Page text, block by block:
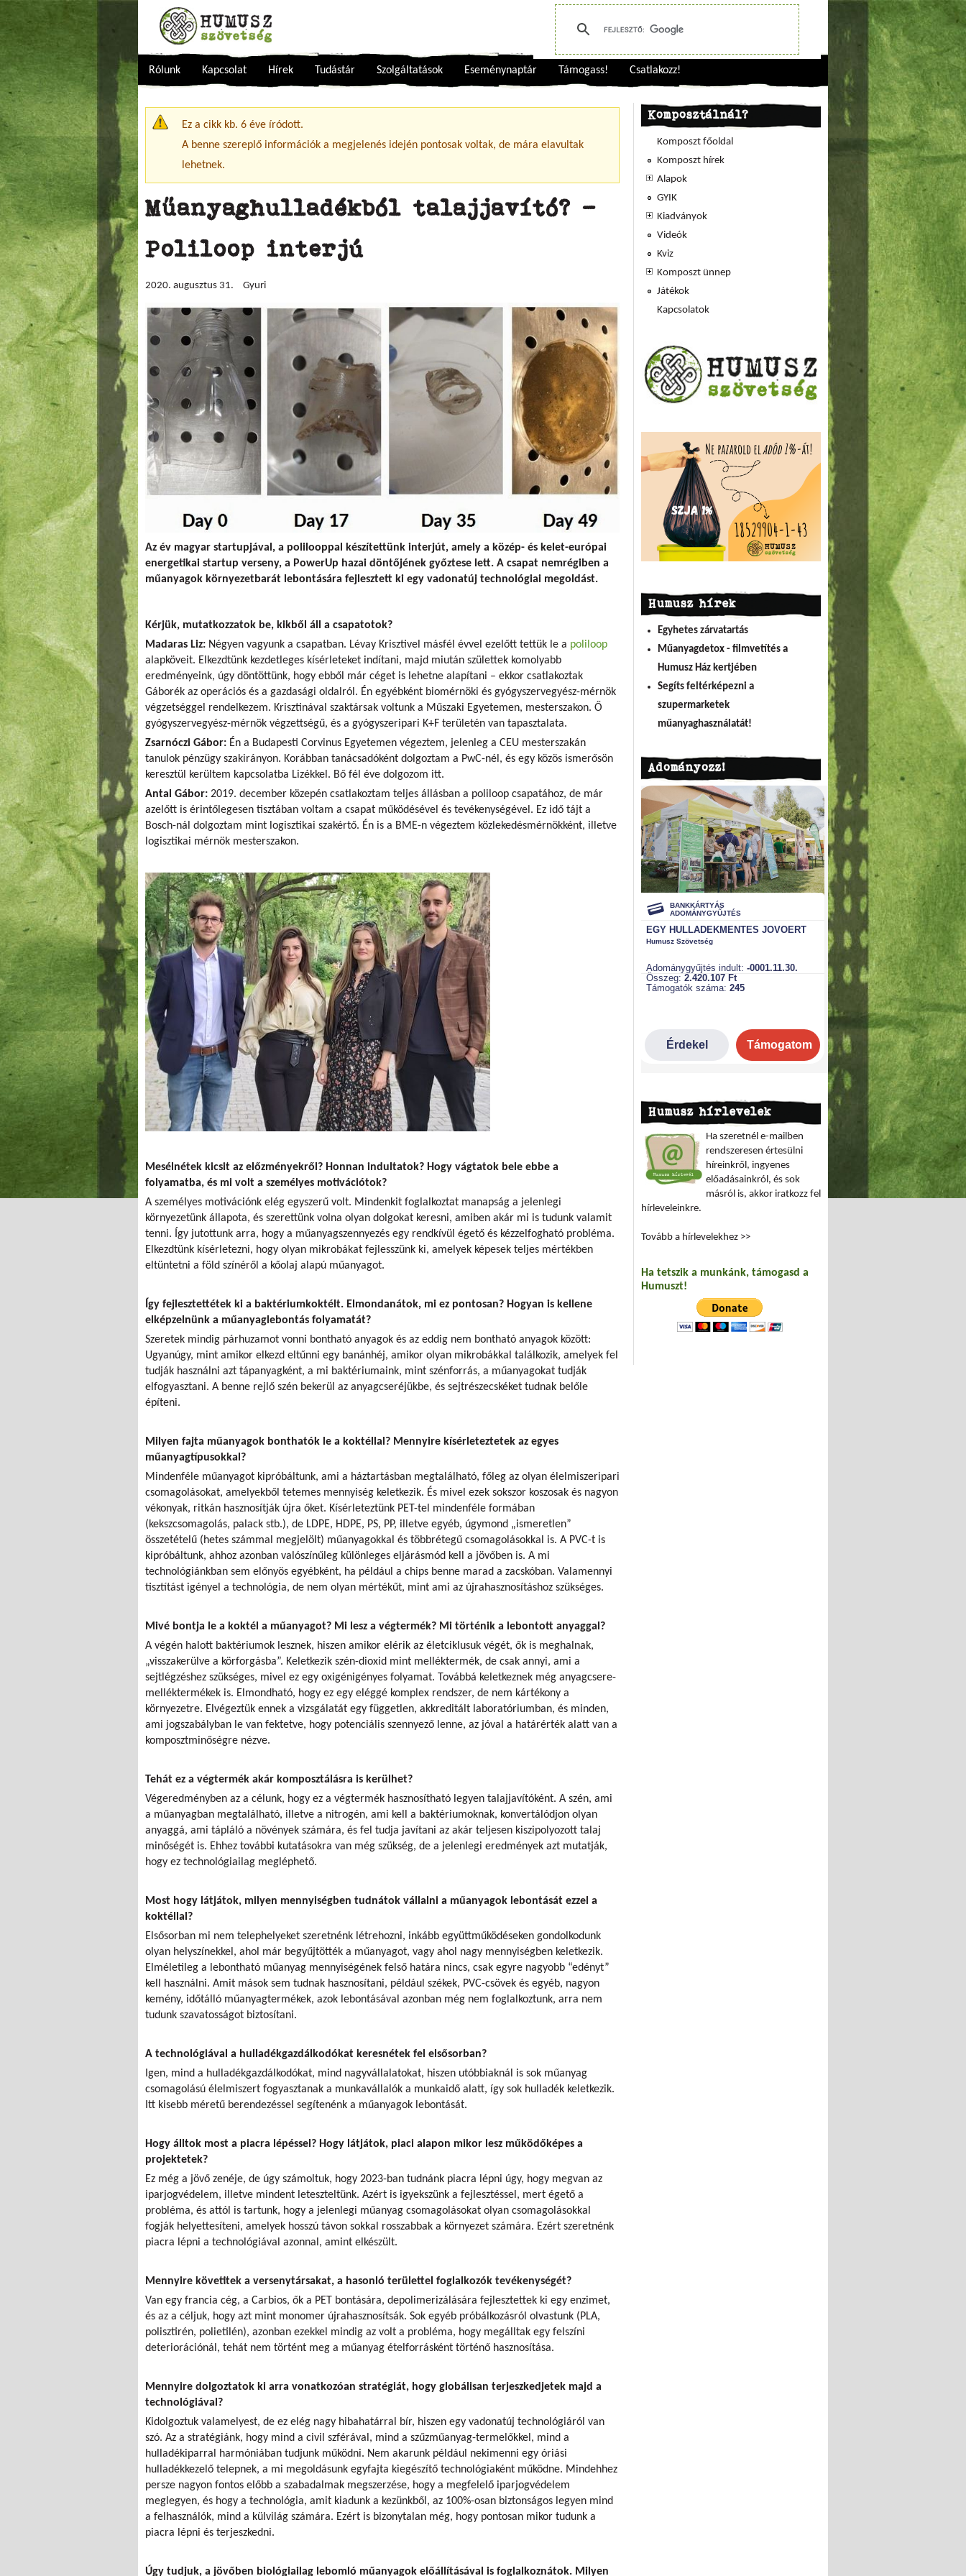
Rólunk Kapcsolat Hírek Tudástár Szolgáltatások Eseménynaptár Támogass! Csatlakozz!
Figyelmeztető üzenet
Ez a cikk kb. 6 éve íródott.
A benne szereplő információk a megjelenés idején pontosak voltak, de mára elavultak
lehetnek.
Műanyaghulladékból talajjavító? –
Poliloop interjú
2020. augusztus 31. Gyuri
Az év magyar startupjával, a polilooppal készítettünk interjút, amely a közép- és kelet-európai
energetikai startup verseny, a PowerUp hazai döntőjének győztese lett. A csapat nemrégiben a
műanyagok környezetbarát lebontására fejlesztett ki egy vadonatúj technológiai megoldást.
Kérjük, mutatkozzatok be, kikből áll a csapatotok?
Madaras Liz: Négyen vagyunk a csapatban. Lévay Krisztivel másfél évvel ezelőtt tettük le a poliloop
alapköveit. Elkezdtünk kezdetleges kísérleteket indítani, majd miután születtek komolyabb
eredményeink, úgy döntöttünk, hogy ebből már céget is lehetne alapítani – ekkor csatlakoztak
Gáborék az operációs és a gazdasági oldalról. Én egyébként biomérnöki és gyógyszervegyész-mérnök
végzetséggel rendelkezem. Krisztinával szaktársak voltunk a Műszaki Egyetemen, mesterszakon. Ő
gyógyszervegyész-mérnök végzettségű, és a gyógyszeripari K+F területén van tapasztalata.
Zsarnóczi Gábor: Én a Budapesti Corvinus Egyetemen végeztem, jelenleg a CEU mesterszakán
tanulok pénzügy szakirányon. Korábban tanácsadóként dolgoztam a PwC-nél, és egy közös ismerősön
keresztül kerültem kapcsolatba Lizékkel. Bő fél éve dolgozom itt.
Antal Gábor: 2019. december közepén csatlakoztam teljes állásban a poliloop csapatához, de már
azelőtt is érintőlegesen tisztában voltam a csapat működésével és tevékenységével. Ez idő tájt a
Bosch-nál dolgoztam mint logisztikai szakértő. Én is a BME-n végeztem közlekedésmérnökként, illetve
logisztikai mérnök mesterszakon.
Mesélnétek kicsit az előzményekről? Honnan indultatok? Hogy vágtatok bele ebbe a
folyamatba, és mi volt a személyes motivációtok?
A személyes motivációnk elég egyszerű volt. Mindenkit foglalkoztat manapság a jelenlegi
környezetünk állapota, és szerettünk volna olyan dolgokat keresni, amiben akár mi is tudunk valamit
tenni. Így jutottunk arra, hogy a műanyagszennyezés egy rendkívül égető és kézzelfogható probléma.
Elkezdtünk kísérletezni, hogy olyan mikrobákat fejlesszünk ki, amelyek képesek teljes mértékben
eltüntetni a föld színéről a kőolaj alapú műanyagot.
Így fejlesztettétek ki a baktériumkoktélt. Elmondanátok, mi ez pontosan? Hogyan is kellene
elképzelnünk a műanyaglebontás folyamatát?
Szeretek mindig párhuzamot vonni bontható anyagok és az eddig nem bontható anyagok között:
Ugyanúgy, mint amikor elkezd eltűnni egy banánhéj, amikor olyan mikrobákkal találkozik, amelyek fel
tudják használni azt tápanyagként, a mi baktériumaink, mint szénforrás, a műanyagokat tudják
elfogyasztani. A benne rejlő szén bekerül az anyagcseréjükbe, és sejtrészecskéket tudnak belőle
építeni.
Milyen fajta műanyagok bonthatók le a koktéllal? Mennyire kísérleteztetek az egyes
műanyagtípusokkal?
Mindenféle műanyagot kipróbáltunk, ami a háztartásban megtalálható, főleg az olyan élelmiszeripari
csomagolásokat, amelyekből tetemes mennyiség keletkezik. És mivel ezek sokszor koszosak és nagyon
vékonyak, ritkán hasznosítják újra őket. Kísérleteztünk PET-tel mindenféle formában
(kekszcsomagolás, palack stb.), de LDPE, HDPE, PS, PP, illetve egyéb, úgymond „ismeretlen”
összetételű (hetes számmal megjelölt) műanyagokkal és többrétegű csomagolásokkal is. A PVC-t is
kipróbáltunk, ahhoz azonban valószínűleg különleges eljárásmód kell a jövőben is. A mi
technológiánkban sem előnyös egyébként, ha például a chips benne marad a zacskóban. Valamennyi
tisztítást igényel a technológia, de nem olyan mértékűt, mint ami az újrahasznosításhoz szükséges.
Mivé bontja le a koktél a műanyagot? Mi lesz a végtermék? Mi történik a lebontott anyaggal?
A végén halott baktériumok lesznek, hiszen amikor elérik az életciklusuk végét, ők is meghalnak,
„visszakerülve a körforgásba”. Keletkezik szén-dioxid mint melléktermék, de csak annyi, ami a
sejtlégzéshez szükséges, mivel ez egy oxigénigényes folyamat. Továbbá keletkeznek még anyagcsere-
melléktermékek is. Elmondható, hogy ez egy eléggé komplex rendszer, de nem kártékony a
környezetre. Elvégeztük ennek a vizsgálatát egy független, akkreditált laboratóriumban, és minden,
ami jogszabályban le van fektetve, hogy potenciális szennyező lenne, az jóval a határérték alatt van a
komposztminőségre nézve.
Tehát ez a végtermék akár komposztálásra is kerülhet?
Végeredményben az a célunk, hogy ez a végtermék hasznosítható legyen talajjavítóként. A szén, ami
a műanyagban megtalálható, illetve a nitrogén, ami kell a baktériumoknak, konvertálódjon olyan
anyaggá, ami tápláló a növények számára, és fel tudja javítani az akár teljesen kiszipolyozott talaj
minőségét is. Ehhez további kutatásokra van még szükség, de a jelenlegi eredmények azt mutatják,
hogy ez technológiailag megléphető.
Most hogy látjátok, milyen mennyiségben tudnátok vállalni a műanyagok lebontását ezzel a
koktéllal?
Elsősorban mi nem telephelyeket szeretnénk létrehozni, inkább együttműködéseken gondolkodunk
olyan helyszínekkel, ahol már begyűjtötték a műanyagot, vagy ahol nagy mennyiségben keletkezik.
Elméletileg a lebontható műanyag mennyiségének felső határa nincs, csak egyre nagyobb “edényt”
kell használni. Amit mások sem tudnak hasznosítani, például székek, PVC-csövek és egyéb, nagyon
kemény, időtálló műanyagtermékek, azok lebontásával azonban még nem foglalkoztunk, arra nem
tudunk szavatosságot biztosítani.
A technológiával a hulladékgazdálkodókat keresnétek fel elsősorban?
Igen, mind a hulladékgazdálkodókat, mind nagyvállalatokat, hiszen utóbbiaknál is sok műanyag
csomagolású élelmiszert fogyasztanak a munkavállalók a munkaidő alatt, így sok hulladék keletkezik.
Itt kisebb méretű berendezéssel segítenénk a műanyagok lebontását.
Hogy álltok most a piacra lépéssel? Hogy látjátok, piaci alapon mikor lesz működőképes a
projektetek?
Ez még a jövő zenéje, de úgy számoltuk, hogy 2023-ban tudnánk piacra lépni úgy, hogy megvan az
iparjogvédelem, illetve mindent leteszteltünk. Azért is igyekszünk a fejlesztéssel, mert égető a
probléma, és attól is tartunk, hogy a jelenlegi műanyag csomagolásokat olyan csomagolásokkal
fogják helyettesíteni, amelyek hosszú távon sokkal rosszabbak a környezet számára. Ezért szeretnénk
piacra lépni a technológiával azonnal, amint elkészült.
Mennyire követitek a versenytársakat, a hasonló területtel foglalkozók tevékenységét?
Van egy francia cég, a Carbios, ők a PET bontására, depolimerizálására fejlesztettek ki egy enzimet,
és az a céljuk, hogy azt mint monomer újrahasznosítsák. Sok egyéb próbálkozásról olvastunk (PLA,
polisztirén, polietilén), azonban ezekkel mindig az volt a probléma, hogy megálltak egy felszíni
deteriorációnál, tehát nem történt meg a műanyag ételforrásként történő hasznosítása.
Mennyire dolgoztatok ki arra vonatkozóan stratégiát, hogy globálisan terjeszkedjetek majd a
technológiával?
Kidolgoztuk valamelyest, de ez elég nagy hibahatárral bír, hiszen egy vadonatúj technológiáról van
szó. Az a stratégiánk, hogy mind a civil szférával, mind a szűzműanyag-termelőkkel, mind a
hulladékiparral harmóniában tudjunk működni. Nem akarunk például nekimenni egy óriási
hulladékkezelő telepnek, a mi megoldásunk egyfajta kiegészítő technológiaként működne. Mindehhez
persze nagyon fontos előbb a szabadalmak megszerzése, hogy a megfelelő iparjogvédelem
meglegyen, és hogy a technológia, amit kiadunk a kezünkből, az 100%-osan biztonságos legyen mind
a felhasználók, mind a külvilág számára. Ezért is bizonytalan még, hogy pontosan mikor tudunk a
piacra lépni és terjeszkedni.
Úgy tudjuk, a jövőben biológiailag lebomló műanyagok előállításával is foglalkoznátok. Milyen
Komposztálnál?
Komposzt főoldal
Komposzt hírek
Alapok
GYIK
Kiadványok
Videók
Kviz
Komposzt ünnep
Játékok
Kapcsolatok
Humusz hírek
Egyhetes zárvatartás
Műanyagdetox - filmvetítés a
Humusz Ház kertjében
Segíts feltérképezni a
szupermarketek
műanyaghasználatát!
Adományozz!
Humusz hírlevelek
Ha szeretnél e-mailben
rendszeresen értesülni
híreinkről, ingyenes
előadásainkról, és sok
másról is, akkor iratkozz fel
hírleveleinkre.
Tovább a hírlevelekhez >>
Ha tetszik a munkánk, támogasd a
Humuszt!